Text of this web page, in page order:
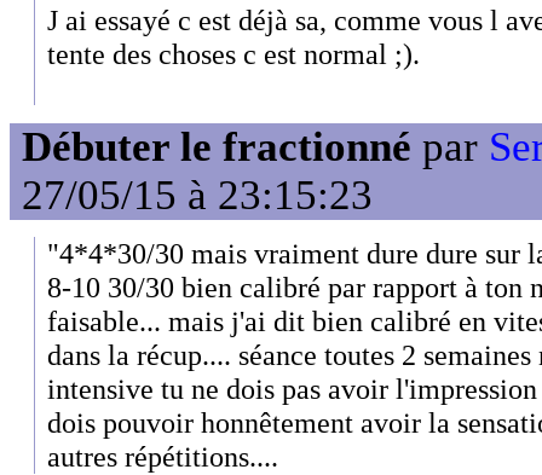
J ai essayé c est déjà sa, comme vous l
tente des choses c est normal ;).
Débuter le fractionné par
27/05/15 à 23:15:23
"4*4*30/30 mais vraiment dure dure sur
8-10 30/30 bien calibré par rapport à ton
faisable... mais j'ai dit bien calibré en
dans la récup.... séance toutes 2
intensive tu ne dois pas avoir
dois pouvoir honnêtement avoir la
autres répétitions....